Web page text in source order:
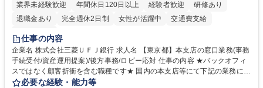
業界未経験歓迎
年間休日120日以上 経験者歓迎
研修あり
退職金あり
完全週休2日制 女性が活躍中
交通費支給
土日祝休み
仕事の内容
企業名 株式会社三菱ＵＦＪ銀行 求人名 【東京都】本支店の窓口業務(事務
手続受付/資産運用提案)/後方事務/ロビー応対 仕事の内容 ★バックオフィ
スではなく顧客折衝を含む職種です★ 国内の本支店等にて下記の業務に従
事していただきます。 ■窓口/後方/ロビーにて事務手続等の受付・オペレ
必要な経験・能力等